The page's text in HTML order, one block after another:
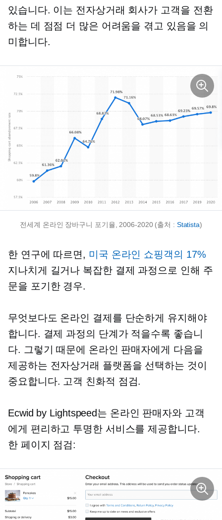
있습니다. 이는 전자상거래 회사가 고객을 전환
하는 데 점점 더 많은 어려움을 겪고 있음을 의
미합니다.
전세계 온라인 장바구니 포기율, 2006-2020(출처 : Statista)
한 연구에 따르면, 미국 온라인 쇼핑객의 17%
지나치게 길거나 복잡한 결제 과정으로 인해 주
문을 포기한 경우.
무엇보다도 온라인 결제를 단순하게 유지해야
합니다. 결제 과정의 단계가 적을수록 좋습니
다. 그렇기 때문에 온라인 판매자에게 다음을
제공하는 전자상거래 플랫폼을 선택하는 것이
중요합니다. 고객 친화적 점검.
Ecwid by Lightspeed는 온라인 판매자와 고객
에게 편리하고 투명한 서비스를 제공합니다.
한 페이지 점검: